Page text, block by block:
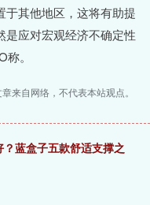
于其他地区，这将有助提
是应对宏观经济不确定性
。
来自网络，不代表本站观点。
蓝盒子五款舒适支撑之